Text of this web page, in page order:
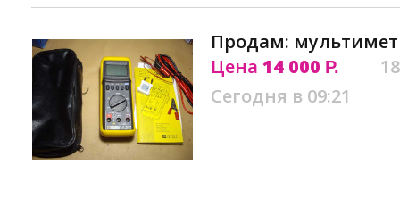
Продам:
Цена 14 000 Р.
Сегодня в 09:21